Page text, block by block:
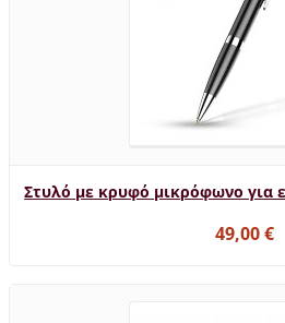
Στυλό με κρυφό μικρόφωνο για
49,00 €